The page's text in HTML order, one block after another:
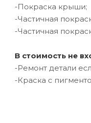
-Покраска крыши;
-Частичная
-Частичная
В стоимость не
-Ремонт детали
-Краска с